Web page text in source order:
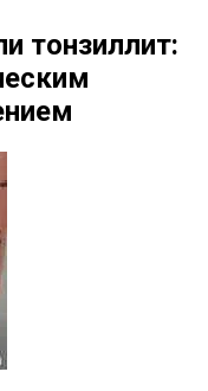
тонзиллит: